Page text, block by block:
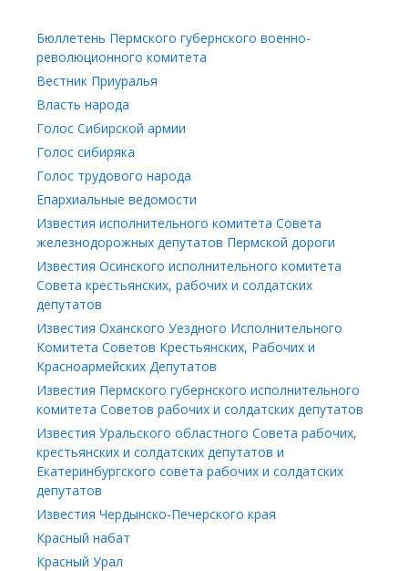
Бюллетень Пермского губернского военно-
революционного комитета
Вестник Приуралья
Власть народа
Голос Сибирской армии
Голос сибиряка
Голос трудового народа
Епархиальные ведомости
Известия исполнительного комитета Совета
железнодорожных депутатов Пермской дороги
Известия Осинского исполнительного комитета
Совета крестьянских, рабочих и солдатских
депутатов
Известия Оханского Уездного Исполнительного
Комитета Советов Крестьянских, Рабочих и
Красноармейских Депутатов
Известия Пермского губернского исполнительного
комитета Советов рабочих и солдатских депутатов
Известия Уральского областного Совета рабочих,
крестьянских и солдатских депутатов и
Екатеринбургского совета рабочих и солдатских
депутатов
Известия Чердынско-Печерского края
Красный набат
Красный Урал